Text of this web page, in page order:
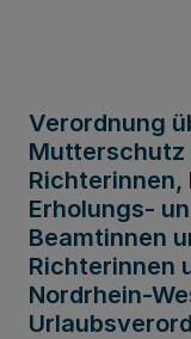
Verordnung
Mutterschutz
Erholungs-
Beamtinnen
Richterinnen
Nordrhein-